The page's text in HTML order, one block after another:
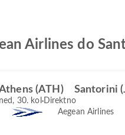
Airlines do
(ATH) Santorini
ned, 30. kol Direktno
Aegean Airlines